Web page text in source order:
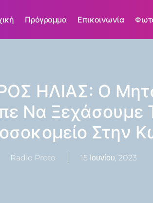
Πρόγραμμα Επικοινωνία
ΗΛΙΑΣ: Ο
Να Ξεχάσουμε
Στην
Radio Proto 15 Ιουνίου, 2023